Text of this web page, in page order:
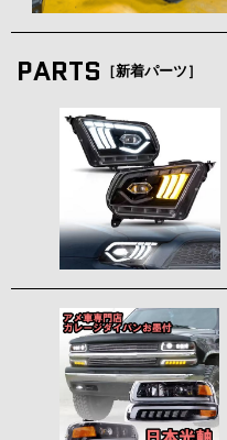
PARTS ［新着パーツ］